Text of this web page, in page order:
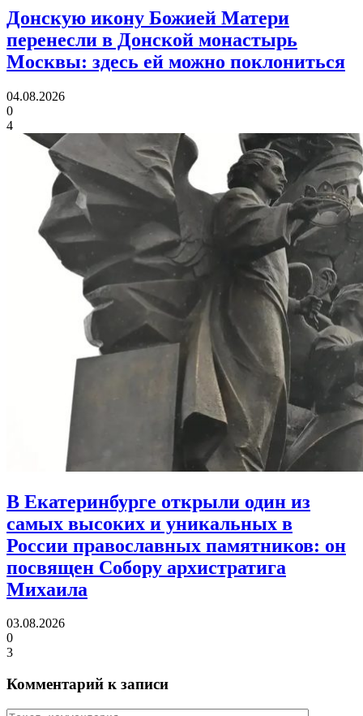
Донскую икону Божией Матери
перенесли в Донской монастырь
Москвы: здесь ей можно поклониться
04.08.2026
0
4
В Екатеринбурге открыли один из
самых высоких и уникальных в
России православных памятников: он
посвящен Собору архистратига
Михаила
03.08.2026
0
3
Комментарий к записи